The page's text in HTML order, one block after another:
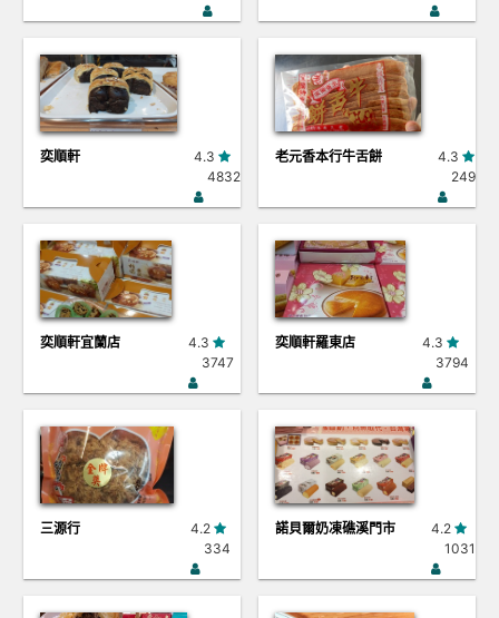
奕順軒
4.3
4832
老元香本行牛舌餅
4.3
249
奕順軒宜蘭店
4.3
3747
奕順軒羅東店
4.3
3794
三源行
4.2
334
諾貝爾奶凍礁溪門市
4.2
1031